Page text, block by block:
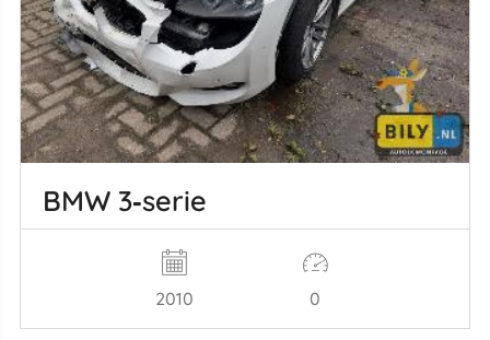
BMW 3‑serie
2010 0